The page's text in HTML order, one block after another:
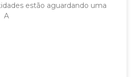
estão aguardando uma
A